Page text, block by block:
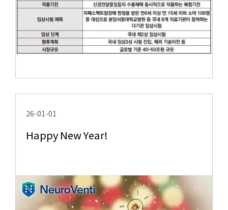
26-01-01
Happy New Year!